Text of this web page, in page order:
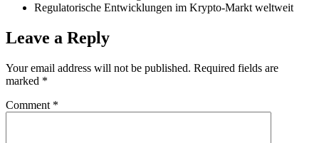
Regulatorische Entwicklungen im Krypto-Markt weltweit
Leave a Reply
Your email address will not be published. Required fields are
marked *
Comment *